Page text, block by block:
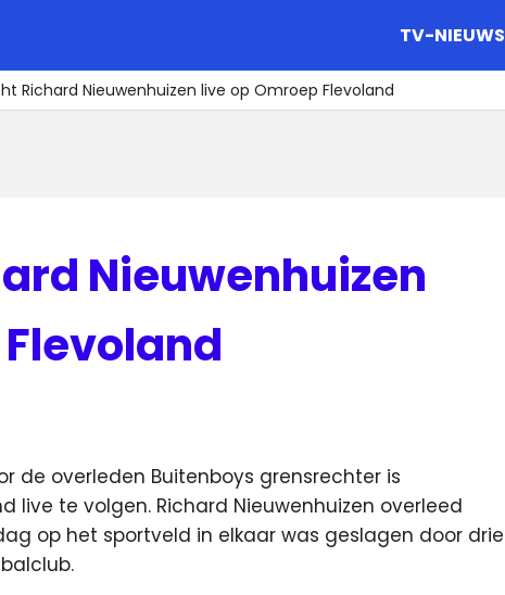
TV-NIEUWS
Richard Nieuwenhuizen live op Omroep Flevoland
Nieuwenhuizen
de overleden Buitenboys grensrechter is
live te volgen. Richard Nieuwenhuizen overleed
op het sportveld in elkaar was geslagen door drie